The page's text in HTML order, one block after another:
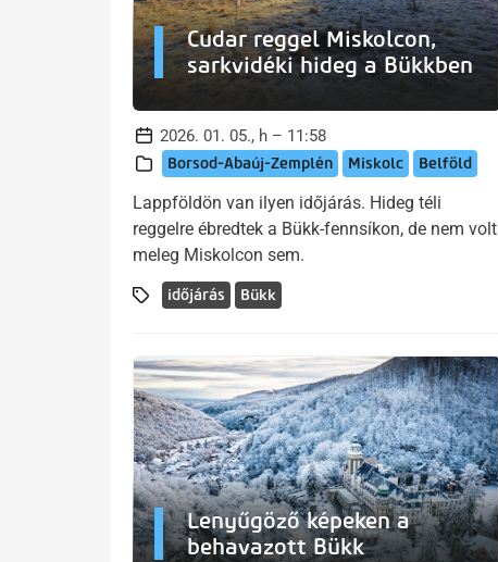
Cudar reggel Miskolcon,
sarkvidéki hideg a Bükkben
2026. 01. 05., h – 11:58
Borsod-Abaúj-Zemplén Miskolc Belföld
Lappföldön van ilyen időjárás. Hideg téli
reggelre ébredtek a Bükk-fennsíkon, de nem volt
meleg Miskolcon sem.
időjárás Bükk
Lenyűgöző képeken a
behavazott Bükk